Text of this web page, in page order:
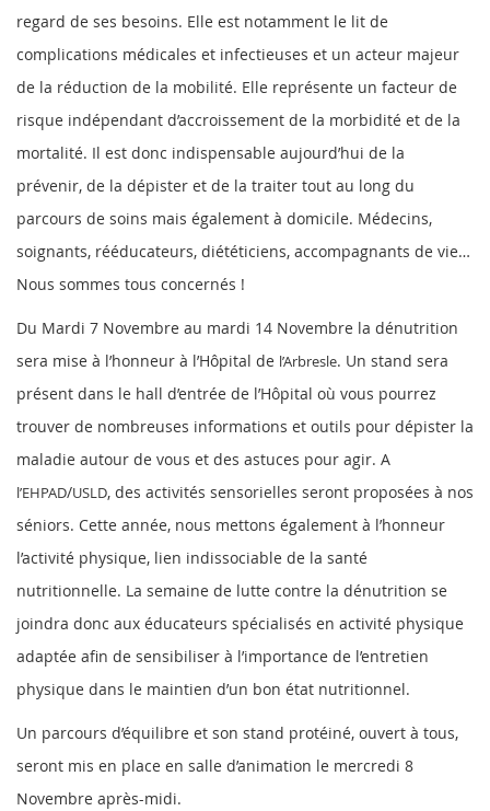
regard de ses besoins. Elle est notamment le lit de
complications médicales et infectieuses et un acteur majeur
de la réduction de la mobilité. Elle représente un facteur de
risque indépendant d’accroissement de la morbidité et de la
mortalité. Il est donc indispensable aujourd’hui de la
prévenir, de la dépister et de la traiter tout au long du
parcours de soins mais également à domicile. Médecins,
soignants, rééducateurs, diététiciens, accompagnants de vie…
Nous sommes tous concernés !
Du Mardi 7 Novembre au mardi 14 Novembre la dénutrition
sera mise à l’honneur à l’Hôpital de l’Arbresle. Un stand sera
présent dans le hall d’entrée de l’Hôpital où vous pourrez
trouver de nombreuses informations et outils pour dépister la
maladie autour de vous et des astuces pour agir. A
l’EHPAD/USLD, des activités sensorielles seront proposées à nos
séniors. Cette année, nous mettons également à l’honneur
l’activité physique, lien indissociable de la santé
nutritionnelle. La semaine de lutte contre la dénutrition se
joindra donc aux éducateurs spécialisés en activité physique
adaptée afin de sensibiliser à l’importance de l’entretien
physique dans le maintien d’un bon état nutritionnel.
Un parcours d’équilibre et son stand protéiné, ouvert à tous,
seront mis en place en salle d’animation le mercredi 8
Novembre après-midi.